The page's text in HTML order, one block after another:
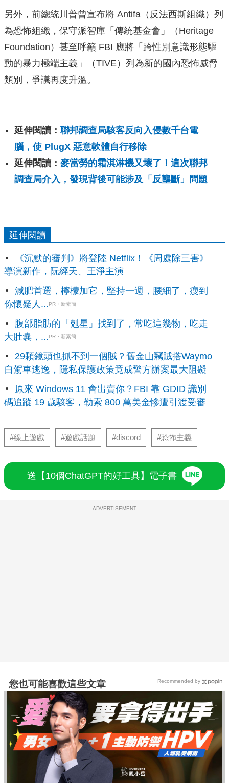
另外，前總統川普曾宣布將 Antifa（反法西斯組織）列
為恐怖組織，保守派智庫「傳統基金會」（Heritage
Foundation）甚至呼籲 FBI 應將「跨性別意識形態驅
動的暴力極端主義」（TIVE）列為新的國內恐怖威脅
類別，爭議再度升溫。
延伸閱讀： 聯邦調查局駭客反向入侵數千台電
腦，使 PlugX 惡意軟體自行移除
延伸閱讀： 麥當勞的霜淇淋機又壞了！這次聯邦
調查局介入，發現背後可能涉及「反壟斷」問題
延伸閱讀
《沉默的審判》將登陸 Netflix！《周處除三害》
導演新作，阮經天、王淨主演
減肥首選，檸檬加它，堅持一週，腰細了，瘦到
你懷疑人...PR・新素簡
腹部脂肪的「剋星」找到了，常吃這幾物，吃走
大肚囊，...PR・新素簡
29顆鏡頭也抓不到一個賊？舊金山竊賊搭Waymo
自駕車逃逸，隱私保護政策竟成警方辦案最大阻礙
原來 Windows 11 會出賣你？FBI 靠 GDID 識別
碼追蹤 19 歲駭客，勒索 800 萬美金慘遭引渡受審
#線上遊戲 #遊戲話題 #discord #恐怖主義
送【10個ChatGPT的好工具】電子書
ADVERTISEMENT
您也可能喜歡這些文章 Recommended by